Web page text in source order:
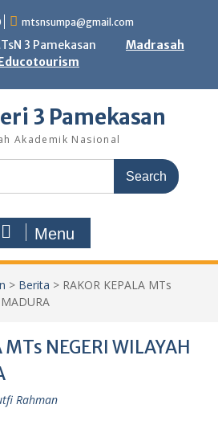
mtsnsumpa@gmail.com
3 Pamekasan
Madrasah
3 Pamekasan
Akademik Nasional
Menu
> Berita > RAKOR KEPALA MTs
MADURA
MTs NEGERI WILAYAH
Rahman